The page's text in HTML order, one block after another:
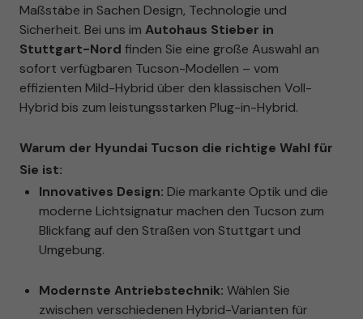
Maßstäbe in Sachen Design, Technologie und
Sicherheit. Bei uns im Autohaus Stieber in
Stuttgart-Nord finden Sie eine große Auswahl an
sofort verfügbaren Tucson-Modellen – vom
effizienten Mild-Hybrid über den klassischen Voll-
Hybrid bis zum leistungsstarken Plug-in-Hybrid.
Warum der Hyundai Tucson die richtige Wahl für
Sie ist:
Innovatives Design: Die markante Optik und die
moderne Lichtsignatur machen den Tucson zum
Blickfang auf den Straßen von Stuttgart und
Umgebung.
Modernste Antriebstechnik: Wählen Sie
zwischen verschiedenen Hybrid-Varianten für